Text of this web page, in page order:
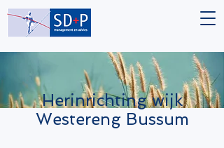
Herinrichting wijk
Westereng Bussum